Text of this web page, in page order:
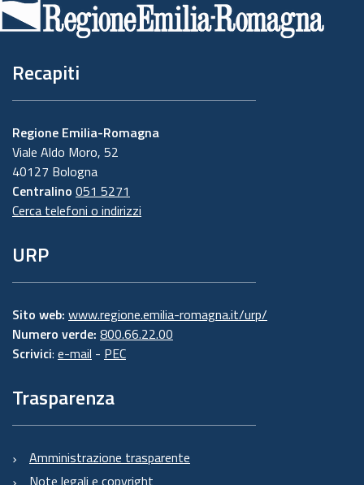
pagina
Recapiti
Regione Emilia-Romagna
Viale Aldo Moro, 52
40127 Bologna
Centralino 051 5271
Cerca telefoni o indirizzi
URP
Sito web: www.regione.emilia-romagna.it/urp/
Numero verde: 800.66.22.00
Scrivici: e-mail - PEC
Trasparenza
Amministrazione trasparente
Note legali e copyright